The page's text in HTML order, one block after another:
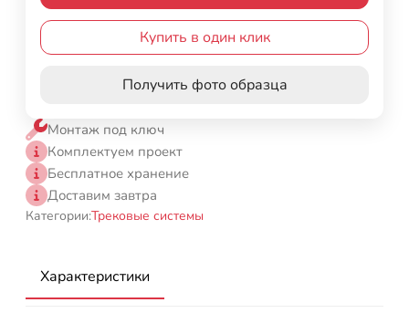
Купить в один клик
Получить фото образца
Монтаж под ключ
Комплектуем проект
Бесплатное хранение
Доставим завтра
Категории:Трековые системы
Характеристики